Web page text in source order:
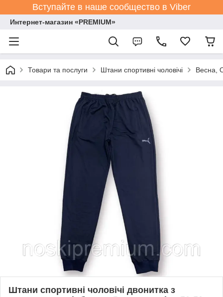
Вступайте в наше сообщество в Viber
Интернет-магазин «PREMIUM»
Товари та послуги Штани спортивні чоловічі Весна,
Штани спортивні чоловічі двонитка з